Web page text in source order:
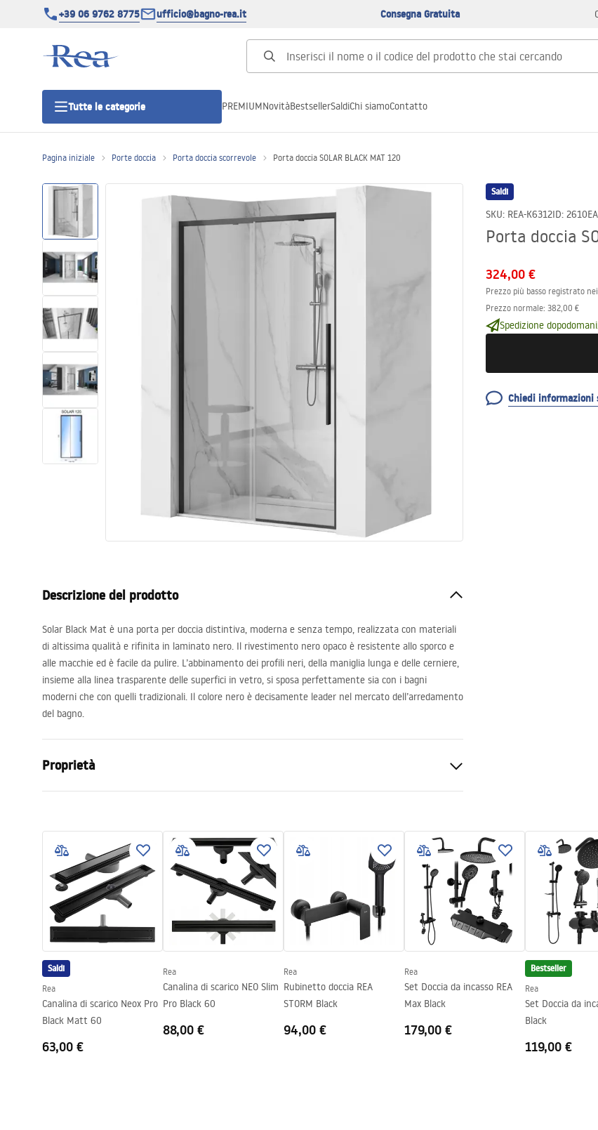
+39 06 9762 8775 ufficio@bagno-rea.it Consegna Gratuita
Tutte le categorie
Piatti doccia da bagno
Canaline di scarico
Set di vaso WC e bidet
Lavabi
Vasche da bagno e schermi vasca
PREMIUMNovitàBestsellerSaldiChi siamoContatto
Pagina iniziale Porte doccia Porta doccia scorrevole Porta doccia SOLAR BLACK MAT 120
Saldi
SKU: REA-K6312ID: 2610
Porta doccia
324,00 €
Prezzo più basso registrato
Prezzo normale: 382,00 €
Spedizione
Chiedi informazioni
Descrizione del prodotto
Solar Black Mat è una porta per doccia distintiva, moderna e senza tempo, realizzata con materiali
di altissima qualità e rifinita in laminato nero. Il rivestimento nero opaco è resistente allo sporco e
alle macchie ed è facile da pulire. L’abbinamento dei profili neri, della maniglia lunga e delle cerniere,
insieme alla linea trasparente delle superfici in vetro, si sposa perfettamente sia con i bagni
moderni che con quelli tradizionali. Il colore nero è decisamente leader nel mercato dell’arredamento
del bagno.
Proprietà
Spessore del vetro
6 mm
Altezza della porta doccia
195
Materiale dei profili
Alluminio
Materiale manico
Acciaio
Rivestimento Easy Clean
Finitura dei profili
SÌ
Può essere installato senza un piatto doccia
Garanzia
24 mesi
Saldi
Rea
Canalina di scarico Neox Pro
Black Matt 60
63,00 €
Rea
Canalina di scarico NEO Slim
Pro Black 60
88,00 €
Rea
Rubinetto doccia REA
STORM Black
94,00 €
Rea
Set Doccia da incasso REA
Max Black
179,00 €
Bestseller
Rea
Set Doccia da
Black
119,00 €